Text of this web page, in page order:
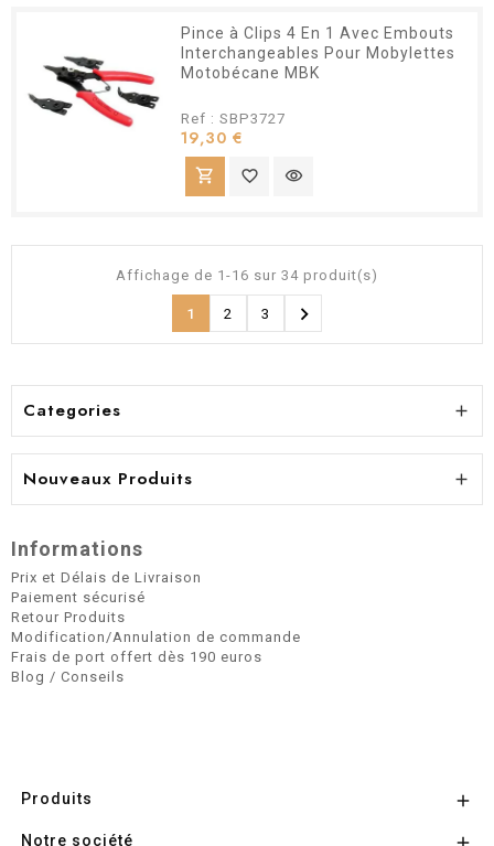
Pince à Clips 4 En 1 Avec Embouts
Interchangeables Pour Mobylettes
Motobécane MBK
Ref : SBP3727
19,30 €
shopping_cart favorite_border visibility
Affichage de 1-16 sur 34 produit(s)
1 2 3 
Categories 
Nouveaux Produits 
Informations
Prix et Délais de Livraison
Paiement sécurisé
Retour Produits
Modification/Annulation de commande
Frais de port offert dès 190 euros
Blog / Conseils
Produits 
Notre société